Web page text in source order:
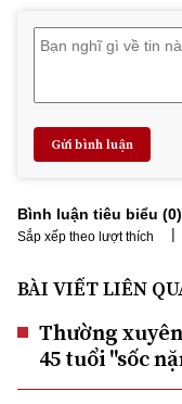
Gửi bình luận
Bình luận tiêu biểu (0)
Sắp xếp theo lượt thích |
BÀI VIẾT LIÊN
Thường
45 tuổi "sốc